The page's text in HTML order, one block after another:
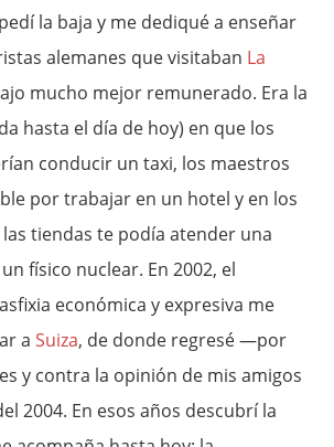
la baja y me dediqué a enseñar
alemanes que visitaban La
mucho mejor remunerado. Era la
hasta el día de hoy) en que los
conducir un taxi, los maestros
por trabajar en un hotel y en los
tiendas te podía atender una
físico nuclear. En 2002, el
económica y expresiva me
aSuiza, de donde regresé —por
y contra la opinión de mis amigos
2004. En esos años descubrí la